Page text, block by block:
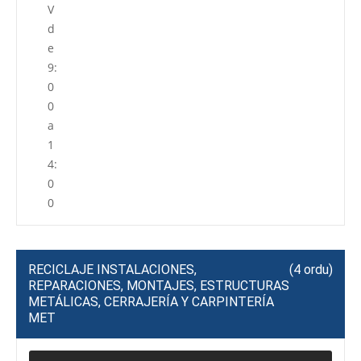
V
d
e
9:
0
0
a
1
4:
0
0
RECICLAJE INSTALACIONES,
REPARACIONES, MONTAJES, ESTRUCTURAS
METÁLICAS, CERRAJERÍA Y CARPINTERÍA
MET
(4 ordu)